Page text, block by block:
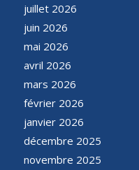
juillet 2026
juin 2026
mai 2026
avril 2026
mars 2026
février 2026
janvier 2026
décembre 2025
novembre 2025